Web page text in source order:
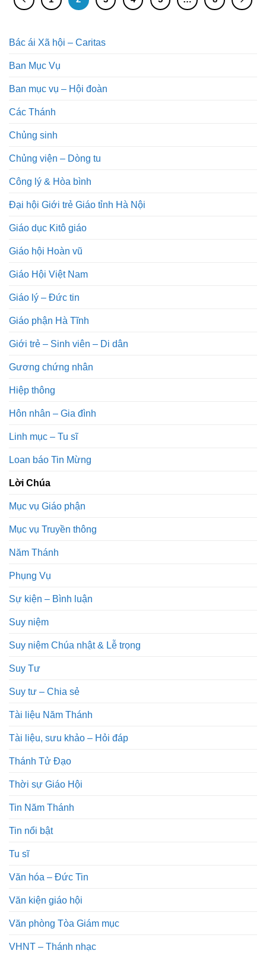
Bác ái Xã hội – Caritas
Ban Mục Vụ
Ban mục vụ – Hội đoàn
Các Thánh
Chủng sinh
Chủng viện – Dòng tu
Công lý & Hòa bình
Đại hội Giới trẻ Giáo tỉnh Hà Nội
Giáo dục Kitô giáo
Giáo hội Hoàn vũ
Giáo Hội Việt Nam
Giáo lý – Đức tin
Giáo phận Hà Tĩnh
Giới trẻ – Sinh viên – Di dân
Gương chứng nhân
Hiệp thông
Hôn nhân – Gia đình
Linh mục – Tu sĩ
Loan báo Tin Mừng
Lời Chúa
Mục vụ Giáo phận
Mục vụ Truyền thông
Năm Thánh
Phụng Vụ
Sự kiện – Bình luận
Suy niệm
Suy niệm Chúa nhật & Lễ trọng
Suy Tư
Suy tư – Chia sẻ
Tài liệu Năm Thánh
Tài liệu, sưu khảo – Hỏi đáp
Thánh Tử Đạo
Thời sự Giáo Hội
Tin Năm Thánh
Tin nổi bật
Tu sĩ
Văn hóa – Đức Tin
Văn kiện giáo hội
Văn phòng Tòa Giám mục
VHNT – Thánh nhạc